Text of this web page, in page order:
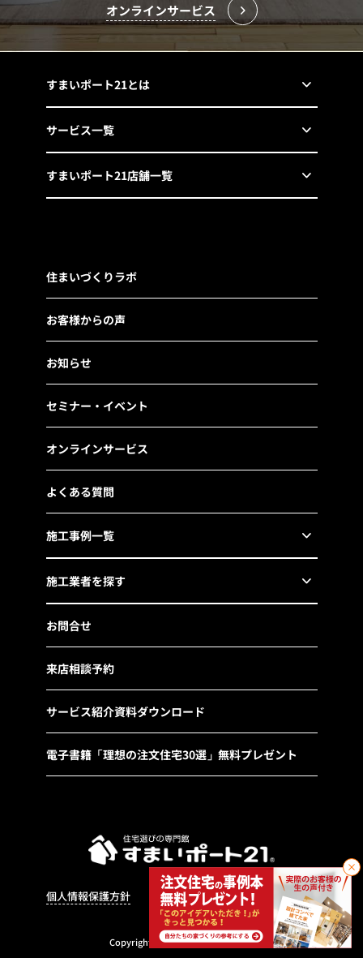
451 社／全国451社
オンラインサービス
すまいポート21とは
サービス一覧
すまいポート21店舗一覧
住まいづくりラボ
お客様からの声
お知らせ
セミナー・イベント
オンラインサービス
よくある質問
施工事例一覧
施工業者を探す
お問合せ
来店相談予約
サービス紹介資料ダウンロード
電子書籍「理想の注文住宅30選」無料プレゼント
個人情報保護方針 運営会社 サイトマップ
Copyright©2022 Sumai Port21®.